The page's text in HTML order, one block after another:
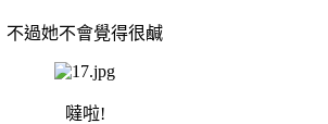
不過她不會覺得很鹹
噠啦!